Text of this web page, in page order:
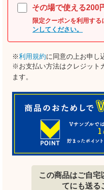
その場で使える200
限定クーポンを利用する
ンしてください。
※利用規約に同意の上お申し
※お支払い方法はクレジット
ます。
この商品はご自宅
てにも送る